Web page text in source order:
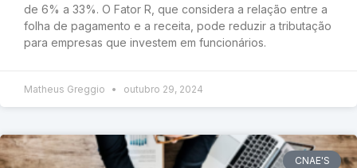
de 6% a 33%. O Fator R, que considera a relação entre a
folha de pagamento e a receita, pode reduzir a tributação
para empresas que investem em funcionários.
Matheus Greggio outubro 29, 2024
CNAE'S